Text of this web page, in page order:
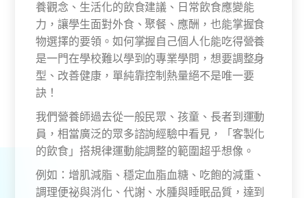
養觀念、生活化的飲食建議、日常飲食應變能
力，讓學生面對外食、聚餐、應酬，也能掌握食
物選擇的要領。如何掌握自己個人化能吃得營養
是一門在學校難以學到的專業學問，想要調整身
型、改善健康，單純靠控制熱量絕不是唯一要
訣！​
我們營養師過去從一般民眾、孩童、長者到運動
員，相當廣泛的眾多諮詢經驗中看見，「客製化
的飲食」搭規律運動能調整的範圍超乎想像。​
例如：增肌減脂、穩定血脂血糖、吃飽的減重、
調理便祕與消化、代謝、水腫與睡眠品質，達到